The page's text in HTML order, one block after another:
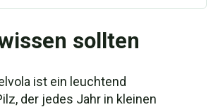
sollten
ist ein leuchtend
der jedes Jahr in kleinen